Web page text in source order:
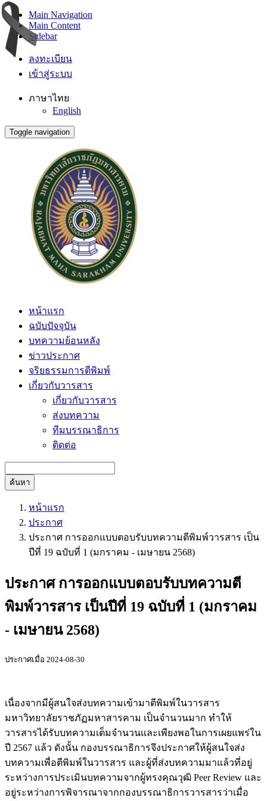
Main Navigation
Main Content
Sidebar
ลงทะเบียน
เข้าสู่ระบบ
ภาษาไทย
English
Toggle navigation
หน้าแรก
ฉบับปัจจุบัน
บทความย้อนหลัง
ข่าวประกาศ
จริยธรรมการตีพิมพ์
เกี่ยวกับวารสาร
เกี่ยวกับวารสาร
ส่งบทความ
ทีมบรรณาธิการ
ติดต่อ
ค้นหา
หน้าแรก
ประกาศ
ประกาศ การออกแบบตอบรับบทความตีพิมพ์วารสาร เป็น
ปีที่ 19 ฉบับที่ 1 (มกราคม - เมษายน 2568)
ประกาศ การออกแบบตอบรับบทความตี
พิมพ์วารสาร เป็นปีที่ 19 ฉบับที่ 1 (มกราคม
- เมษายน 2568)
ประกาศเมื่อ 2024-08-30
เนื่องจากมีผู้สนใจส่งบทความเข้ามาตีพิมพ์ในวารสาร
มหาวิทยาลัยราชภัฏมหาสารคาม เป็นจำนวนมาก ทำให้
วารสารได้รับบทความเต็มจำนวนและเพียงพอในการเผยแพร่ใน
ปี 2567 แล้ว ดังนั้น กองบรรณาธิการจึงประกาศให้ผู้สนใจส่ง
บทความเพื่อตีพิมพ์ในวารสาร และผู้ที่ส่งบทความมาแล้วที่อยู่
ระหว่างการประเมินบทความจากผู้ทรงคุณวุฒิ Peer Review และ
อยู่ระหว่างการพิจารณาจากกองบรรณาธิการวารสารว่าเมื่อ